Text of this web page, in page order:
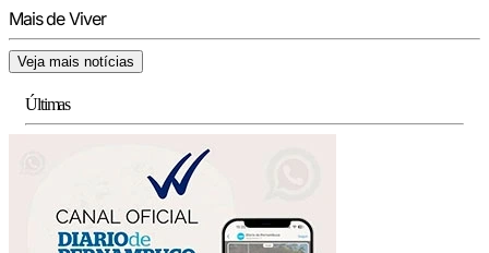
Mais de Viver
Veja mais notícias
Últimas